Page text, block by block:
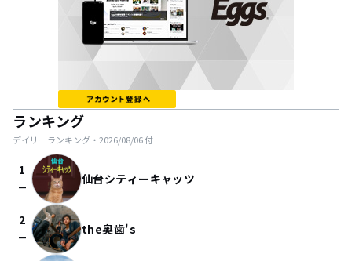
ランキング
デイリーランキング・ 2026/08/06付
1
check_indeterminate_small 仙台シティーキャッツ
2
check_indeterminate_small the奥歯's